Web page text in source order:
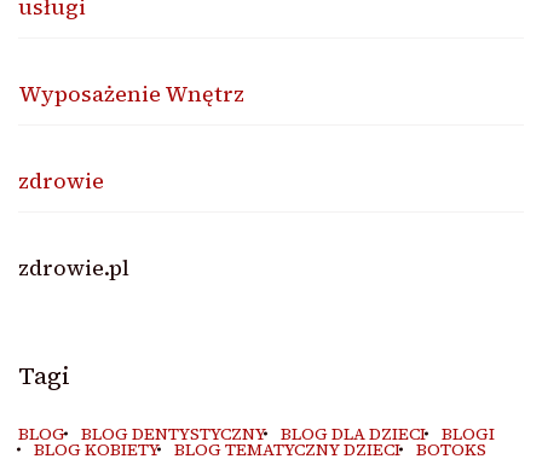
usługi
Wyposażenie Wnętrz
zdrowie
zdrowie.pl
Tagi
BLOG BLOG DENTYSTYCZNY BLOG DLA DZIECI BLOGI
BLOG KOBIETY BLOG TEMATYCZNY DZIECI BOTOKS